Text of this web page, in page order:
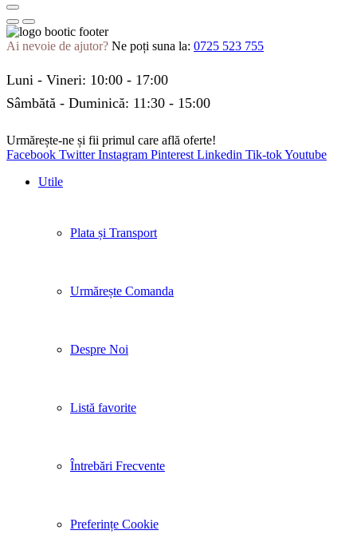
Ai nevoie de ajutor? Ne poți suna la: 0725 523 755
Luni - Vineri: 10:00 - 17:00
Sâmbătă - Duminică: 11:30 - 15:00
Urmărește-ne și fii primul care află oferte!
Facebook Twitter Instagram Pinterest Linkedin Tik-tokYoutube
Utile
Plata și Transport
Urmărește Comanda
Despre Noi
Listă favorite
Întrebări Frecvente
Preferințe Cookie